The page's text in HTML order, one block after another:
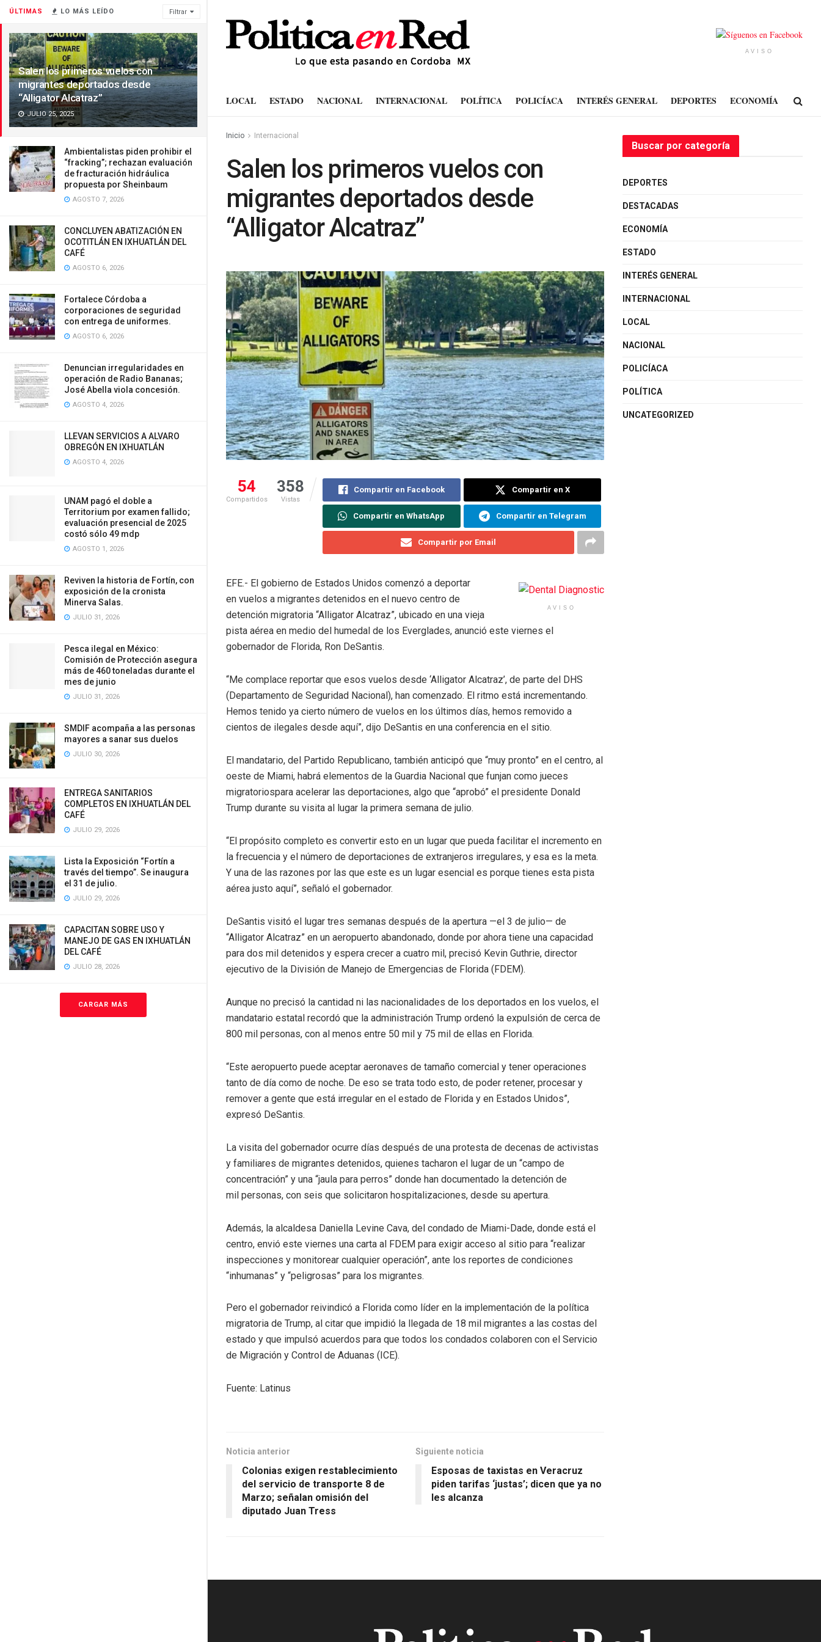
ÚLTIMAS LO MÁS LEÍDO Filtrar
Salen los primeros vuelos con
migrantes deportados desde
“Alligator Alcatraz”
JULIO 25, 2025
Ambientalistas piden prohibir el
“fracking”; rechazan evaluación
de fracturación hidráulica
propuesta por Sheinbaum
AGOSTO 7, 2026
CONCLUYEN ABATIZACIÓN EN
OCOTITLÁN EN IXHUATLÁN DEL
CAFÉ
AGOSTO 6, 2026
Fortalece Córdoba a
corporaciones de seguridad
con entrega de uniformes.
AGOSTO 6, 2026
Denuncian irregularidades en
operación de Radio Bananas;
José Abella viola concesión.
AGOSTO 4, 2026
LLEVAN SERVICIOS A ALVARO
OBREGÓN EN IXHUATLÁN
AGOSTO 4, 2026
UNAM pagó el doble a
Territorium por examen fallido;
evaluación presencial de 2025
costó sólo 49 mdp
AGOSTO 1, 2026
Reviven la historia de Fortín, con
exposición de la cronista
Minerva Salas.
JULIO 31, 2026
Pesca ilegal en México:
Comisión de Protección asegura
más de 460 toneladas durante el
mes de junio
JULIO 31, 2026
SMDIF acompaña a las personas
mayores a sanar sus duelos
JULIO 30, 2026
ENTREGA SANITARIOS
COMPLETOS EN IXHUATLÁN DEL
CAFÉ
JULIO 29, 2026
Lista la Exposición “Fortín a
través del tiempo”. Se inaugura
el 31 de julio.
JULIO 29, 2026
CAPACITAN SOBRE USO Y
MANEJO DE GAS EN IXHUATLÁN
DEL CAFÉ
JULIO 28, 2026
CARGAR MÁS
AVISO
LOCAL ESTADO NACIONAL INTERNACIONAL POLÍTICA POLICÍACA INTERÉS GENERAL DEPORTES ECONOMÍA
Inicio Internacional
Salen los primeros vuelos con
migrantes deportados desde
“Alligator Alcatraz”
54
Compartidos
358
Vistas
Compartir en Facebook Compartir en X
Compartir en WhatsApp Compartir en Telegram
Compartir por Email
AVISO
EFE.- El gobierno de Estados Unidos comenzó a deportar
en vuelos a migrantes detenidos en el nuevo centro de
detención migratoria “Alligator Alcatraz”, ubicado en una vieja
pista aérea en medio del humedal de los Everglades, anunció este viernes el
gobernador de Florida, Ron DeSantis.
“Me complace reportar que esos vuelos desde ‘Alligator Alcatraz’, de parte del DHS
(Departamento de Seguridad Nacional), han comenzado. El ritmo está incrementando.
Hemos tenido ya cierto número de vuelos en los últimos días, hemos removido a
cientos de ilegales desde aquí”, dijo DeSantis en una conferencia en el sitio.
El mandatario, del Partido Republicano, también anticipó que “muy pronto” en el centro, al
oeste de Miami, habrá elementos de la Guardia Nacional que funjan como jueces
migratoriospara acelerar las deportaciones, algo que “aprobó” el presidente Donald
Trump durante su visita al lugar la primera semana de julio.
“El propósito completo es convertir esto en un lugar que pueda facilitar el incremento en
la frecuencia y el número de deportaciones de extranjeros irregulares, y esa es la meta.
Y una de las razones por las que este es un lugar esencial es porque tienes esta pista
aérea justo aquí”, señaló el gobernador.
DeSantis visitó el lugar tres semanas después de la apertura —el 3 de julio— de
“Alligator Alcatraz” en un aeropuerto abandonado, donde por ahora tiene una capacidad
para dos mil detenidos y espera crecer a cuatro mil, precisó Kevin Guthrie, director
ejecutivo de la División de Manejo de Emergencias de Florida (FDEM).
Aunque no precisó la cantidad ni las nacionalidades de los deportados en los vuelos, el
mandatario estatal recordó que la administración Trump ordenó la expulsión de cerca de
800 mil personas, con al menos entre 50 mil y 75 mil de ellas en Florida.
“Este aeropuerto puede aceptar aeronaves de tamaño comercial y tener operaciones
tanto de día como de noche. De eso se trata todo esto, de poder retener, procesar y
remover a gente que está irregular en el estado de Florida y en Estados Unidos”,
expresó DeSantis.
La visita del gobernador ocurre días después de una protesta de decenas de activistas
y familiares de migrantes detenidos, quienes tacharon el lugar de un “campo de
concentración” y una “jaula para perros” donde han documentado la detención de
mil personas, con seis que solicitaron hospitalizaciones, desde su apertura.
Además, la alcaldesa Daniella Levine Cava, del condado de Miami-Dade, donde está el
centro, envió este viernes una carta al FDEM para exigir acceso al sitio para “realizar
inspecciones y monitorear cualquier operación”, ante los reportes de condiciones
“inhumanas” y “peligrosas” para los migrantes.
Pero el gobernador reivindicó a Florida como líder en la implementación de la política
migratoria de Trump, al citar que impidió la llegada de 18 mil migrantes a las costas del
estado y que impulsó acuerdos para que todos los condados colaboren con el Servicio
de Migración y Control de Aduanas (ICE).
Fuente: Latinus
Noticia anterior
Colonias exigen restablecimiento
del servicio de transporte 8 de
Marzo; señalan omisión del
diputado Juan Tress
Siguiente noticia
Esposas de taxistas en Veracruz
piden tarifas ‘justas’; dicen que ya no
les alcanza
Buscar por categoría
DEPORTES
DESTACADAS
ECONOMÍA
ESTADO
INTERÉS GENERAL
INTERNACIONAL
LOCAL
NACIONAL
POLICÍACA
POLÍTICA
UNCATEGORIZED